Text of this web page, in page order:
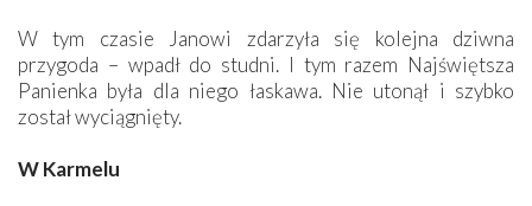
W tym czasie Janowi zdarzyła się kolejna dziwna
przygoda – wpadł do studni. I tym razem Najświętsza
Panienka była dla niego łaskawa. Nie utonął i szybko
został wyciągnięty.
W Karmelu